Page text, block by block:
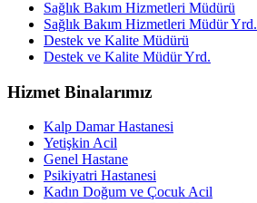
Sağlık Bakım Hizmetleri Müdürü
Sağlık Bakım Hizmetleri Müdür Yrd.
Destek ve Kalite Müdürü
Destek ve Kalite Müdür Yrd.
Hizmet Binalarımız
Kalp Damar Hastanesi
Yetişkin Acil
Genel Hastane
Psikiyatri Hastanesi
Kadın Doğum ve Çocuk Acil